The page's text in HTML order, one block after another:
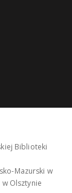
Biblioteki
Mazurski w
Olsztynie